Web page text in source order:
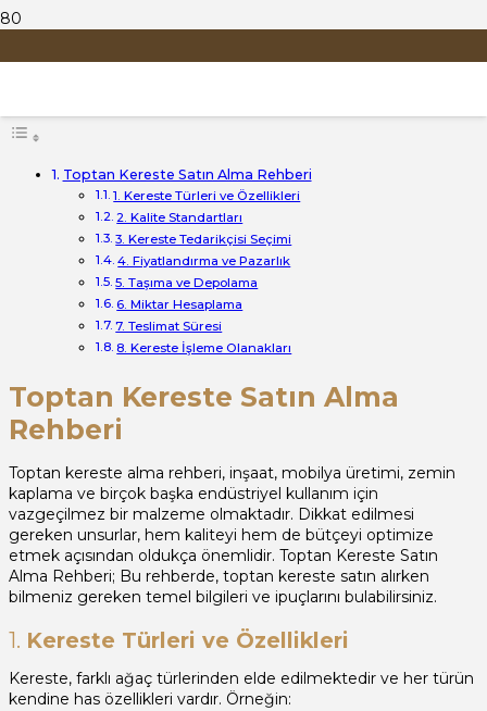
Toptan Kereste Satın Alma Rehberi
1. Kereste Türleri ve Özellikleri
2. Kalite Standartları
3. Kereste Tedarikçisi Seçimi
4. Fiyatlandırma ve Pazarlık
5. Taşıma ve Depolama
6. Miktar Hesaplama
7. Teslimat Süresi
8. Kereste İşleme Olanakları
Toptan Kereste Satın Alma
Rehberi
Toptan kereste alma rehberi, inşaat, mobilya üretimi, zemin
kaplama ve birçok başka endüstriyel kullanım için
vazgeçilmez bir malzeme olmaktadır. Dikkat edilmesi
gereken unsurlar, hem kaliteyi hem de bütçeyi optimize
etmek açısından oldukça önemlidir. Toptan Kereste Satın
Alma Rehberi; Bu rehberde, toptan kereste satın alırken
bilmeniz gereken temel bilgileri ve ipuçlarını bulabilirsiniz.
1. Kereste Türleri ve Özellikleri
Kereste, farklı ağaç türlerinden elde edilmektedir ve her türün
kendine has özellikleri vardır. Örneğin: